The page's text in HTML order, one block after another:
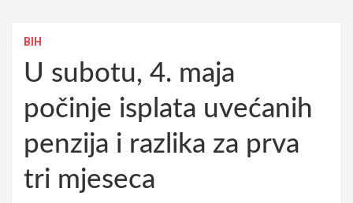
BIH
U subotu, 4. maja
počinje isplata uvećanih
penzija i razlika za prva
tri mjeseca